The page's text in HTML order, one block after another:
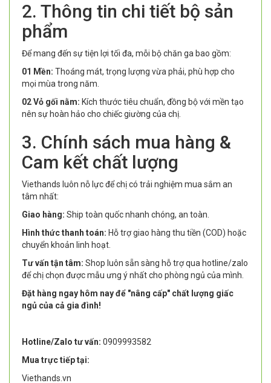
2. Thông tin chi tiết bộ sản
phẩm
Để mang đến sự tiện lợi tối đa, mỗi bộ chăn ga bao gồm:
01 Mền: Thoáng mát, trọng lượng vừa phải, phù hợp cho
mọi mùa trong năm.
02 Vỏ gối nằm: Kích thước tiêu chuẩn, đồng bộ với mền tạo
nên sự hoàn hảo cho chiếc giường của chị.
3. Chính sách mua hàng &
Cam kết chất lượng
Viethands luôn nỗ lực để chị có trải nghiệm mua sắm an
tâm nhất:
Giao hàng: Ship toàn quốc nhanh chóng, an toàn.
Hình thức thanh toán: Hỗ trợ giao hàng thu tiền (COD) hoặc
chuyển khoản linh hoạt.
Tư vấn tận tâm: Shop luôn sẵn sàng hỗ trợ qua hotline/zalo
để chị chọn được mẫu ưng ý nhất cho phòng ngủ của mình.
Đặt hàng ngay hôm nay để "nâng cấp" chất lượng giấc
ngủ của cả gia đình!
Hotline/Zalo tư vấn: 0909993582
Mua trực tiếp tại:
Viethands.vn